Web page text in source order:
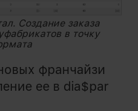
Создание заказа
в точку
франчайзи
ее в dia$par